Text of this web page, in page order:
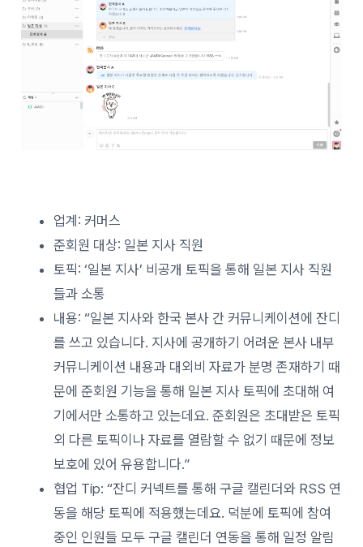
업계: 커머스
준회원 대상: 일본 지사 직원
토픽: ‘일본 지사’ 비공개 토픽을 통해 일본 지사 직원
들과 소통
내용: “일본 지사와 한국 본사 간 커뮤니케이션에 잔디
를 쓰고 있습니다. 지사에 공개하기 어려운 본사 내부
커뮤니케이션 내용과 대외비 자료가 분명 존재하기 때
문에 준회원 기능을 통해 일본 지사 토픽에 초대해 여
기에서만 소통하고 있는데요. 준회원은 초대받은 토픽
외 다른 토픽이나 자료를 열람할 수 없기 때문에 정보
보호에 있어 유용합니다.”
협업 Tip: “잔디 커넥트를 통해 구글 캘린더와 RSS 연
동을 해당 토픽에 적용했는데요. 덕분에 토픽에 참여
중인 인원들 모두 구글 캘린더 연동을 통해 일정 알림